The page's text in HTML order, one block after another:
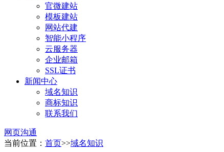
官微建站
模板建站
网站代建
智能小程序
云服务器
企业邮箱
SSL证书
新闻中心
域名知识
商标知识
联系我们
网页沟通
当前位置： 首页>>域名知识